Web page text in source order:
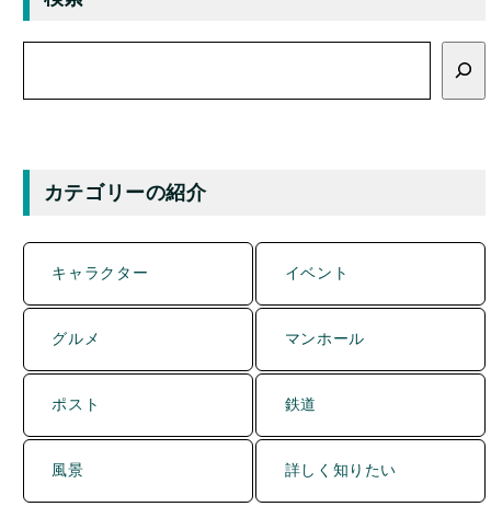
索
キャラクター
グルメ マンホール
ポスト 鉄道
風景 詳しく知りたい